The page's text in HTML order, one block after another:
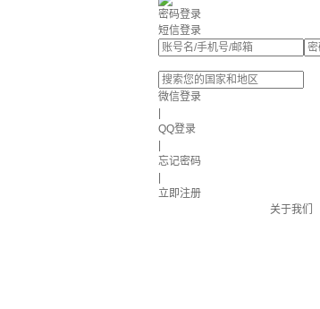
密码登录
短信登录
微信登录
QQ登录
忘记密码
立即注册
关于我们